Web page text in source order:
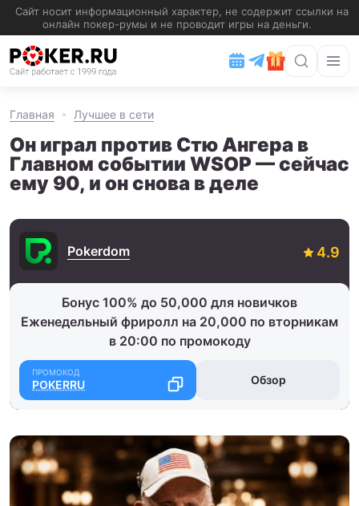
Главная Лучшее в сети
Он играл против Стю Ангера в
Главном событии WSOP — сейчас
ему 90, и он снова в деле
Pokerdom
Бонус 100% до 50,000 для новичков
Еженедельный фриролл на 20,000 по вторникам
в 20:00 по промокоду
POKERRU Обзор